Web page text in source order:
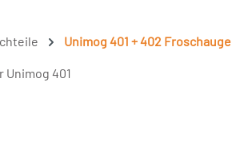
Unimog 401 + 402 Froschauge